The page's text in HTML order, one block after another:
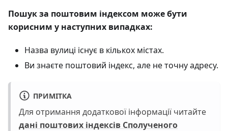
Пошук за поштовим індексом може бути
корисним у наступних випадках:
Назва вулиці існує в кількох містах.
Ви знаєте поштовий індекс, але не точну адресу.
ПРИМІТКА
Для отримання додаткової інформації читайте
дані поштових індексів Сполученого